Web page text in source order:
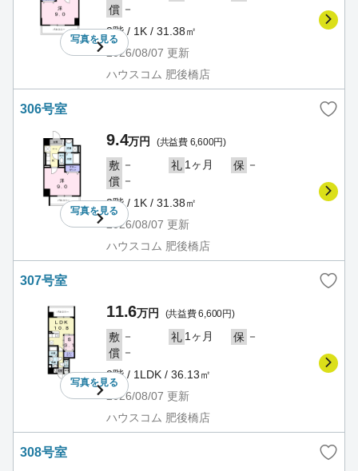
写真を見る
償 －
3階 / 1K / 31.38㎡
2026/08/07 更新
ハウスコム 肥後橋店
306号室
写真を見る
9.4万円 (共益費 6,600円)
敷 － 礼 1ヶ月 保 －
償 －
3階 / 1K / 31.38㎡
2026/08/07 更新
ハウスコム 肥後橋店
307号室
写真を見る
11.6万円 (共益費 6,600円)
敷 － 礼 1ヶ月 保 －
償 －
3階 / 1LDK / 36.13㎡
2026/08/07 更新
ハウスコム 肥後橋店
308号室